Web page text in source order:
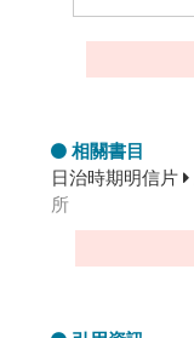
相關書目
日治時期明信片
所